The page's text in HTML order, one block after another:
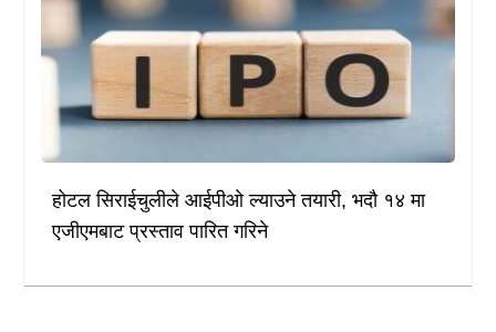
होटल सिराईचुलीले आईपीओ ल्याउने तयारी, भदौ १४ मा
एजीएमबाट प्रस्ताव पारित गरिने